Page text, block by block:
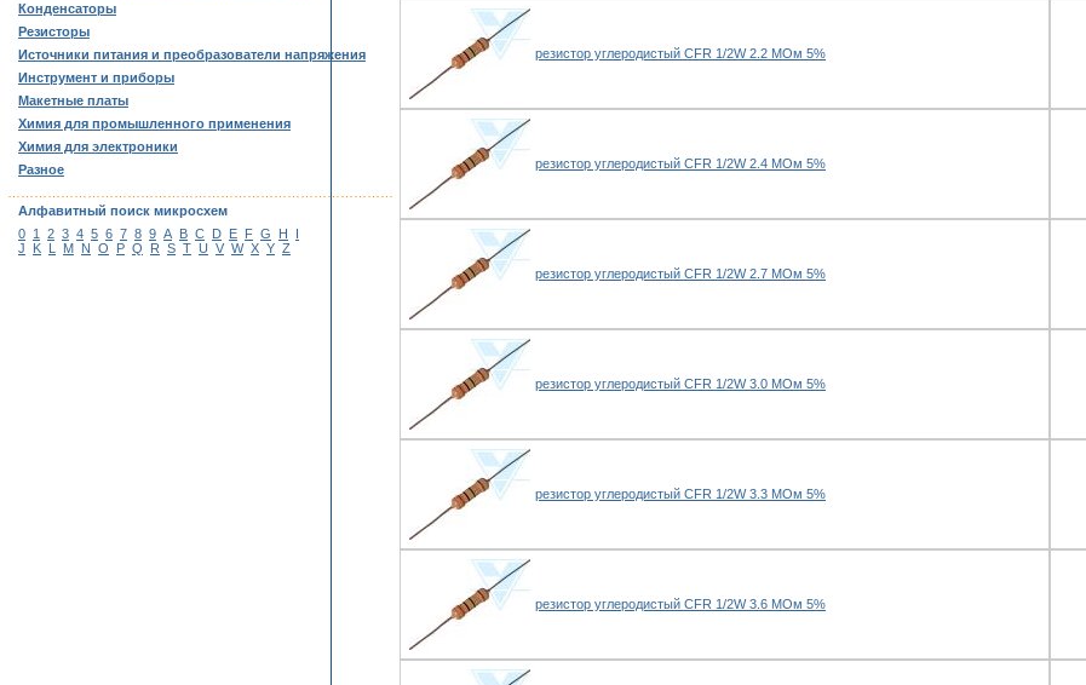
Конденсаторы
Резисторы
Источники питания и преобразователи напряжения
Инструмент и приборы
Макетные платы
Химия для промышленного применения
Химия для электроники
Разное
Алфавитный поиск микросхем
0 1 2 3 4 5 6 7 8 9 A B C D E F G H
I
J
K L M N O P Q R S T U V W X Y Z
резистор углеродистый CFR 1/2W 2.2 МОм 5%
резистор углеродистый CFR 1/2W 2.4 МОм 5%
резистор углеродистый CFR 1/2W 2.7 МОм 5%
резистор углеродистый CFR 1/2W 3.0 МОм 5%
резистор углеродистый CFR 1/2W 3.3 МОм 5%
резистор углеродистый CFR 1/2W 3.6 МОм 5%